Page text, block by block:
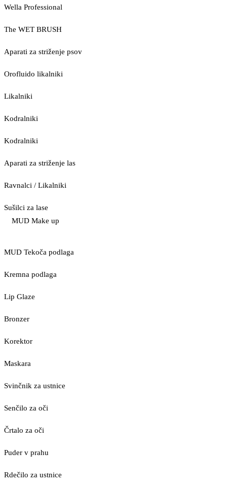
Wella Professional
The WET BRUSH
Aparati za striženje psov
Orofluido likalniki
Likalniki
Kodralniki
Kodralniki
Aparati za striženje las
Ravnalci / Likalniki
Sušilci za lase
MUD Make up
MUD Tekoča podlaga
Kremna podlaga
Lip Glaze
Bronzer
Korektor
Maskara
Svinčnik za ustnice
Senčilo za oči
Črtalo za oči
Puder v prahu
Rdečilo za ustnice